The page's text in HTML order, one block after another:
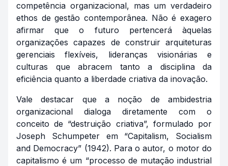
competência organizacional, mas um verdadeiro
ethos de gestão contemporânea. Não é exagero
afirmar que o futuro pertencerá àquelas
organizações capazes de construir arquiteturas
gerenciais flexíveis, lideranças visionárias e
culturas que abracem tanto a disciplina da
eficiência quanto a liberdade criativa da inovação.
Vale destacar que a noção de ambidestria
organizacional dialoga diretamente com o
conceito de “destruição criativa”, formulado por
Joseph Schumpeter em “Capitalism, Socialism
and Democracy” (1942). Para o autor, o motor do
capitalismo é um “processo de mutação industrial